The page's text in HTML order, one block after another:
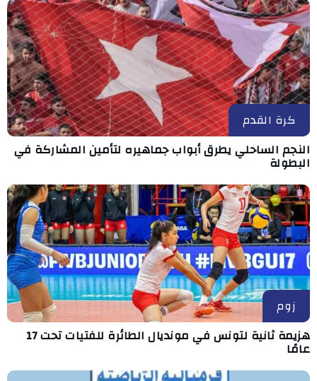
كرة القدم
النجم الساحلي يطرق أبواب جماهيره لتأمين المشاركة في
البطولة
زوم
هزيمة ثانية لتونس في مونديال الطائرة للفتيات تحت 17
عامًا